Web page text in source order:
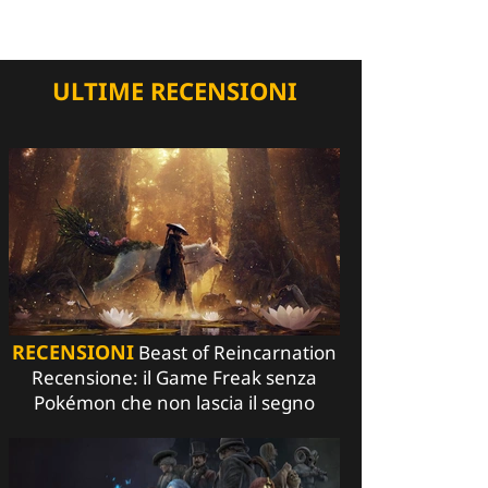
ULTIME RECENSIONI
RECENSIONI Beast of Reincarnation
Recensione: il Game Freak senza
Pokémon che non lascia il segno